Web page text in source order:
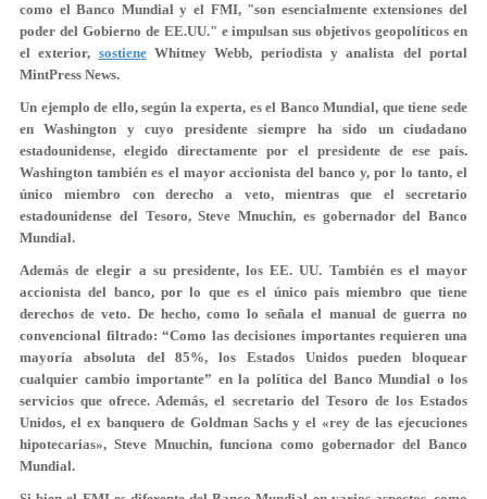
como el Banco Mundial y el FMI, "son esencialmente extensiones del
poder del Gobierno de EE.UU." e impulsan sus objetivos geopolíticos en
el exterior, sostieneWhitney Webb, periodista y analista del portal
MintPress News.
Un ejemplo de ello, según la experta, es el Banco Mundial, que tiene sede
en Washington y cuyo presidente siempre ha sido un ciudadano
estadounidense, elegido directamente por el presidente de ese país.
Washington también es el mayor accionista del banco y, por lo tanto, el
único miembro con derecho a veto, mientras que el secretario
estadounidense del Tesoro, Steve Mnuchin, es gobernador del Banco
Mundial.
Además de elegir a su presidente, los EE. UU. También es el mayor
accionista del banco, por lo que es el único país miembro que tiene
derechos de veto. De hecho, como lo señala el manual de guerra no
convencional filtrado: “Como las decisiones importantes requieren una
mayoría absoluta del 85%, los Estados Unidos pueden bloquear
cualquier cambio importante” en la política del Banco Mundial o los
servicios que ofrece. Además, el secretario del Tesoro de los Estados
Unidos, el ex banquero de Goldman Sachs y el «rey de las ejecuciones
hipotecarias», Steve Mnuchin, funciona como gobernador del Banco
Mundial.